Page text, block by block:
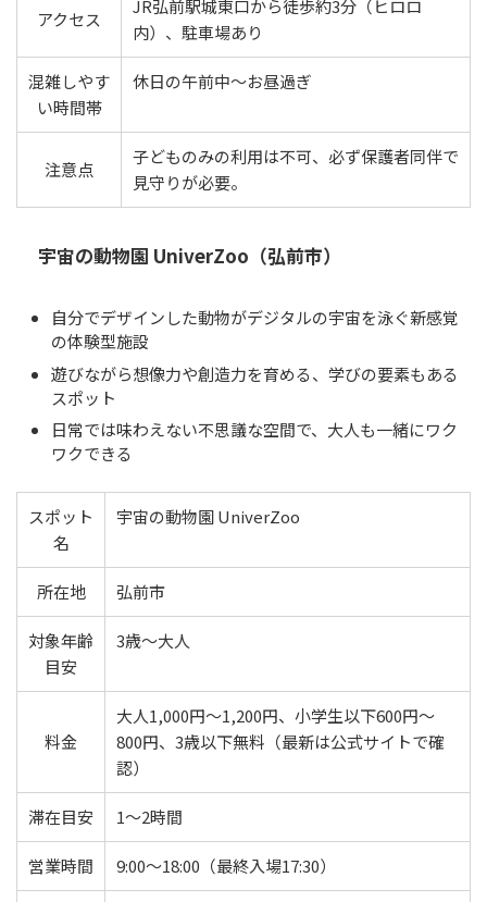
アクセス
JR弘前駅城東口から徒歩約3分（ヒロロ
内）、駐車場あり
混雑しやす
い時間帯
休日の午前中〜お昼過ぎ
注意点
子どものみの利用は不可、必ず保護者同伴で
見守りが必要。
宇宙の動物園 UniverZoo（弘前市）
自分でデザインした動物がデジタルの宇宙を泳ぐ新感覚
の体験型施設
遊びながら想像力や創造力を育める、学びの要素もある
スポット
日常では味わえない不思議な空間で、大人も一緒にワク
ワクできる
スポット
名
宇宙の動物園 UniverZoo
所在地 弘前市
対象年齢
目安
3歳〜大人
料金
大人1,000円〜1,200円、小学生以下600円〜
800円、3歳以下無料（最新は公式サイトで確
認）
滞在目安 1〜2時間
営業時間 9:00〜18:00（最終入場17:30）